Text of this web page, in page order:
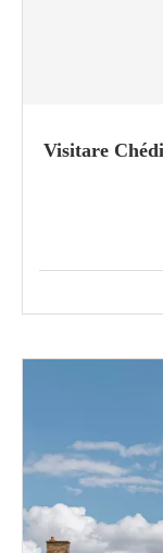
Visitare